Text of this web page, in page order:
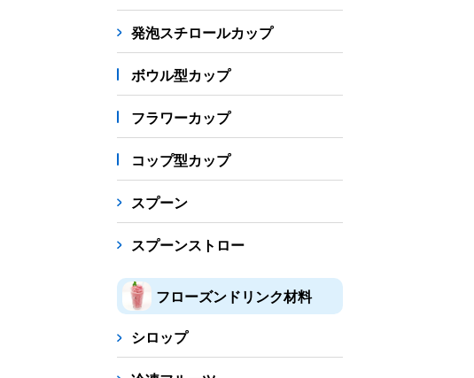
発泡スチロールカップ
ボウル型カップ
フラワーカップ
コップ型カップ
スプーン
スプーンストロー
フローズンドリンク材料
シロップ